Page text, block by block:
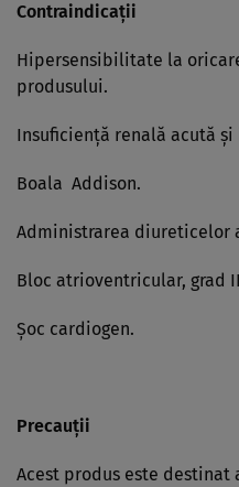
Contraindicaţii
Hipersensibilitate la
produsului.
Insuficienţă renală acută
Boala Addison.
Administrarea diureticelor
Bloc atrioventricular, grad
Şoc cardiogen.
Precauţii
Acest produs este destinat